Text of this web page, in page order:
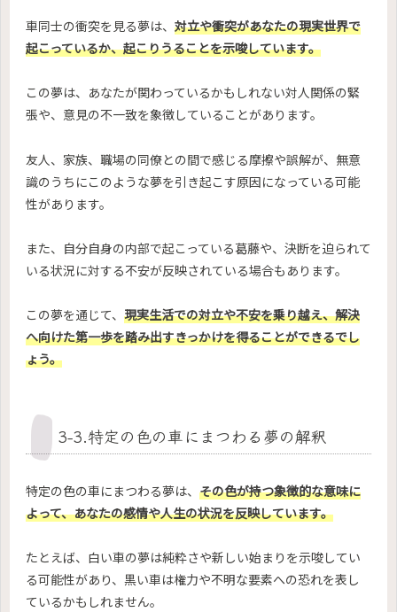
車同士の衝突を見る夢は、 対立や衝突があなたの現実世界で
起こっているか、起こりうることを示唆しています。
この夢は、あなたが関わっているかもしれない対人関係の緊
張や、意見の不一致を象徴していることがあります。
友人、家族、職場の同僚との間で感じる摩擦や誤解が、無意
識のうちにこのような夢を引き起こす原因になっている可能
性があります。
また、自分自身の内部で起こっている葛藤や、決断を迫られて
いる状況に対する不安が反映されている場合もあります。
この夢を通じて、 現実生活での対立や不安を乗り越え、解決
へ向けた第一歩を踏み出すきっかけを得ることができるでし
ょう。
3-3.特定の色の車にまつわる夢の解釈
特定の色の車にまつわる夢は、 その色が持つ象徴的な意味に
よって、あなたの感情や人生の状況を反映しています。
たとえば、白い車の夢は純粋さや新しい始まりを示唆してい
る可能性があり、黒い車は権力や不明な要素への恐れを表し
ているかもしれません。